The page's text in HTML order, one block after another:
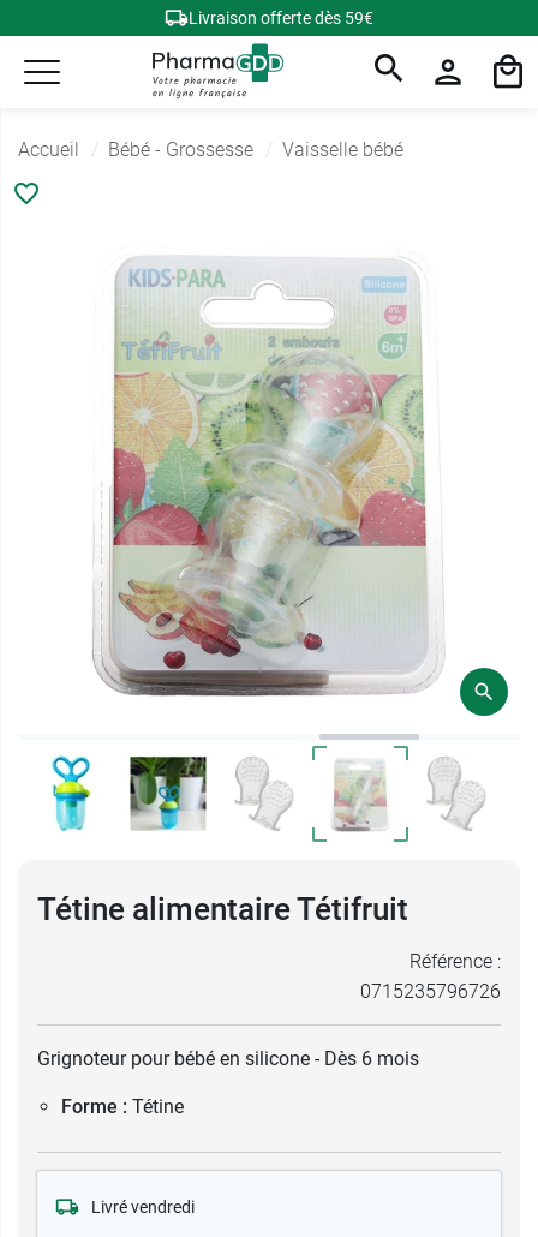
Livraison offerte dès 59€
Accueil Bébé - Grossesse Vaisselle bébé
Tétine alimentaire Tétifruit
Référence :
0715235796726
Grignoteur pour bébé en silicone - Dès 6 mois
Forme : Tétine
Livré vendredi